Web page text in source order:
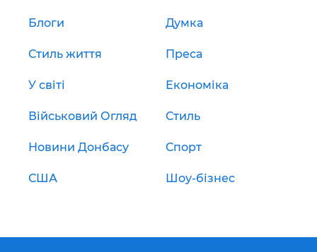
Блоги Думка
Стиль життя Преса
У світі Економіка
Військовий Огляд Стиль
Новини Донбасу Спорт
США Шоу-бізнес